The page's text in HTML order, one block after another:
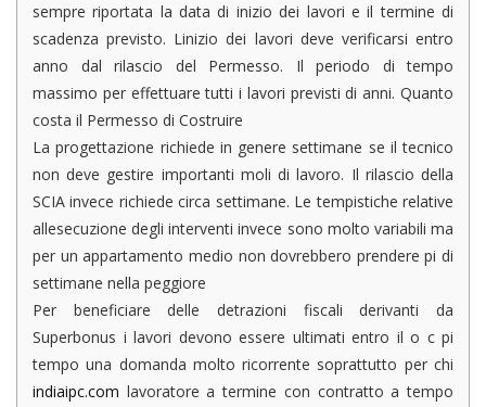
sempre riportata la data di inizio dei lavori e il termine di
scadenza previsto. Linizio dei lavori deve verificarsi entro
anno dal rilascio del Permesso. Il periodo di tempo
massimo per effettuare tutti i lavori previsti di anni. Quanto
costa il Permesso di Costruire
La progettazione richiede in genere settimane se il tecnico
non deve gestire importanti moli di lavoro. Il rilascio della
SCIA invece richiede circa settimane. Le tempistiche relative
allesecuzione degli interventi invece sono molto variabili ma
per un appartamento medio non dovrebbero prendere pi di
settimane nella peggiore
Per beneficiare delle detrazioni fiscali derivanti da
Superbonus i lavori devono essere ultimati entro il o c pi
tempo una domanda molto ricorrente soprattutto per chi
indiaipc.com lavoratore a termine con contratto a tempo